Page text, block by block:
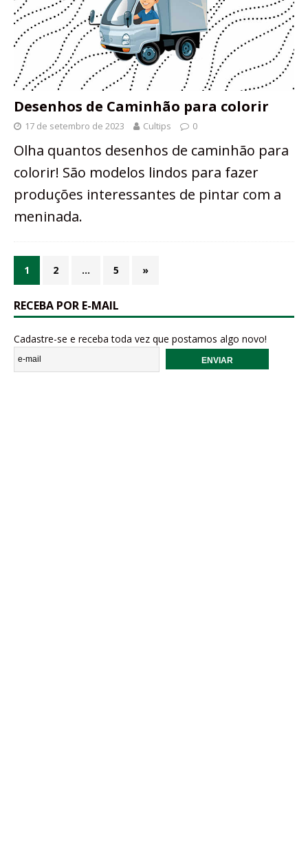
Desenhos de Caminhão para colorir
17 de setembro de 2023 Cultips 0
Olha quantos desenhos de caminhão para
colorir! São modelos lindos para fazer
produções interessantes de pintar com a
meninada.
1 2 … 5 »
RECEBA POR E-MAIL
Cadastre-se e receba toda vez que postamos algo novo!